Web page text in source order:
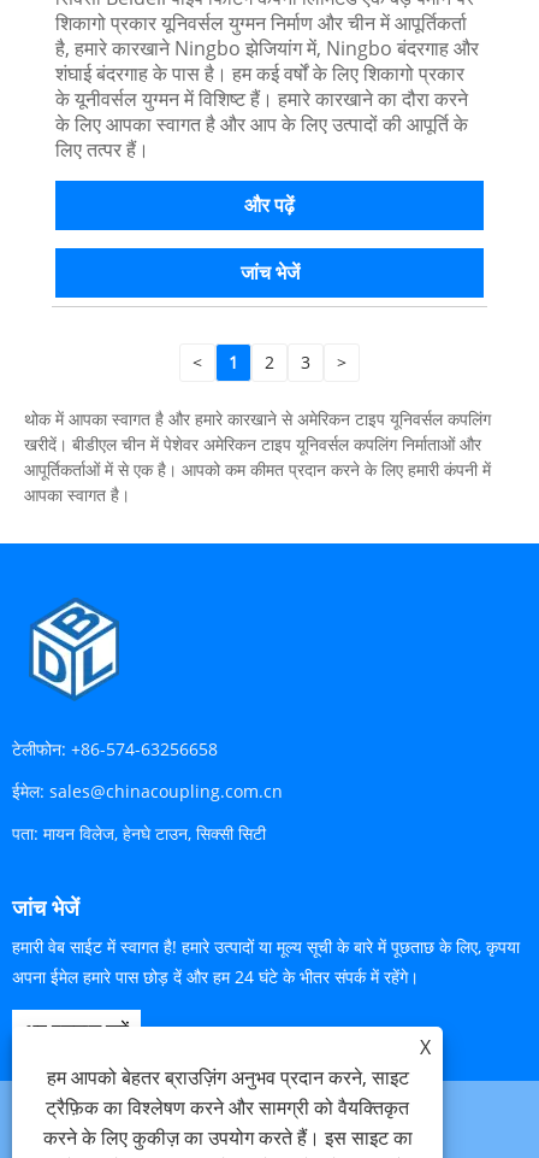
शिकागो प्रकार यूनिवर्सल युग्मन निर्माण और चीन में आपूर्तिकर्ता
है, हमारे कारखाने Ningbo झेजियांग में, Ningbo बंदरगाह और
शंघाई बंदरगाह के पास है। हम कई वर्षों के लिए शिकागो प्रकार
के यूनीवर्सल युग्मन में विशिष्ट हैं। हमारे कारखाने का दौरा करने
के लिए आपका स्वागत है और आप के लिए उत्पादों की आपूर्ति के
लिए तत्पर हैं।
और पढ़ें
जांच भेजें
< 1 2 3 >
थोक में आपका स्वागत है और हमारे कारखाने से अमेरिकन टाइप यूनिवर्सल कपलिंग
खरीदें। बीडीएल चीन में पेशेवर अमेरिकन टाइप यूनिवर्सल कपलिंग निर्माताओं और
आपूर्तिकर्ताओं में से एक है। आपको कम कीमत प्रदान करने के लिए हमारी कंपनी में
आपका स्वागत है।
टेलीफोन: +86-574-63256658
ईमेल: sales@chinacoupling.com.cn
पता: मायन विलेज, हेनघे टाउन, सिक्सी सिटी
जांच भेजें
हमारी वेब साईट में स्वागत है! हमारे उत्पादों या मूल्य सूची के बारे में पूछताछ के लिए, कृपया
अपना ईमेल हमारे पास छोड़ दें और हम 24 घंटे के भीतर संपर्क में रहेंगे।
अब पूछताछ करें
Links Sitemap RSS XML गोपनीयता नीति
X
हम आपको बेहतर ब्राउज़िंग अनुभव प्रदान करने, साइट
ट्रैफ़िक का विश्लेषण करने और सामग्री को वैयक्तिकृत
करने के लिए कुकीज़ का उपयोग करते हैं। इस साइट का